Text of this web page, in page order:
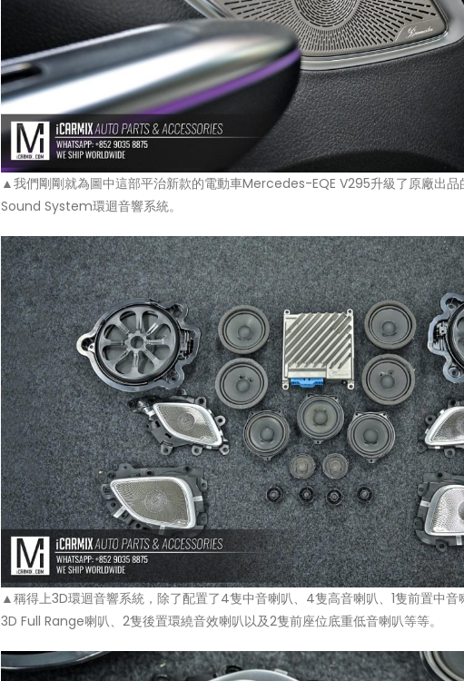
▲我們剛剛就為圖中這部平治新款的電動車Mercedes-EQE V295升級了原廠出
Sound System環迴音響系統。
▲稱得上3D環迴音響系統，除了配置了4隻中音喇叭、4隻高音喇叭、1隻前置中
3D Full Range喇叭、2隻後置環繞音效喇叭以及2隻前座位底重低音喇叭等等。